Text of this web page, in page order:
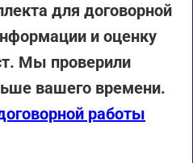
для договорной
и оценку
Мы проверили
вашего времени.
работы